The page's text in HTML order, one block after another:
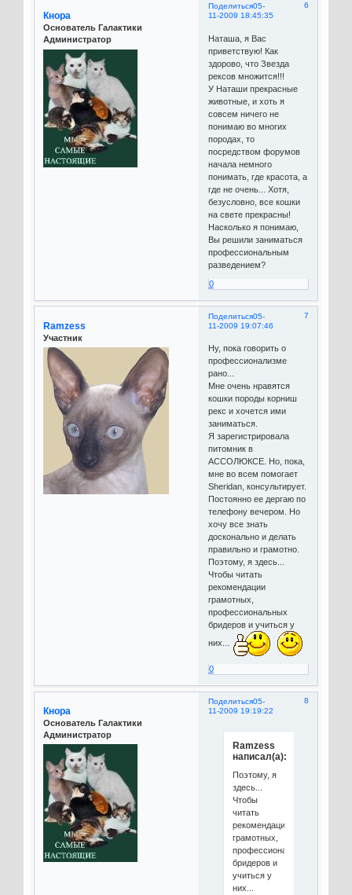
Поделиться 6
05-
11-2009 18:45:35
Кнора
Основатель Галактики
Администратор
Наташа, я Вас
приветствую! Как
здорово, что Звезда
рексов множится!!!
У Наташи прекрасные
животные, и хоть я
совсем ничего не
понимаю во многих
породах, то
посредством форумов
начала немного
понимать, где красота, а
где не очень... Хотя,
безусловно, все кошки
на свете прекрасны!
Насколько я понимаю,
Вы решили заниматься
профессиональным
разведением?
0
Поделиться 7
05-
11-2009 19:07:46
Ramzess
Участник
Ну, пока говорить о
профессионализме
рано...
Мне очень нравятся
кошки породы корниш
рекс и хочется ими
заниматься.
Я зарегистрировала
питомник в
АССОЛЮКСЕ. Но, пока,
мне во всем помогает
Sheridan, консультирует.
Постоянно ее дергаю по
телефону вечером. Но
хочу все знать
досконально и делать
правильно и грамотно.
Поэтому, я здесь...
Чтобы читать
рекомендации
грамотных,
профессиональных
бридеров и учиться у
них...
0
Поделиться 8
05-
11-2009 19:19:22
Кнора
Основатель Галактики
Администратор
Ramzess
написал(а):
Поэтому, я
здесь...
Чтобы
читать
рекомендации
грамотных,
профессиональных
бридеров и
учиться у
них...